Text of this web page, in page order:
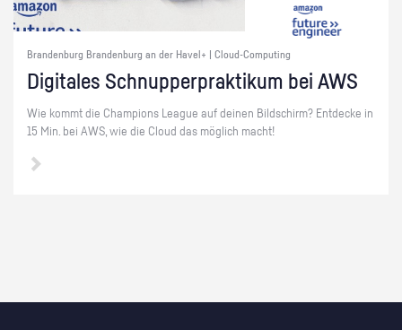
Brandenburg Brandenburg an der Havel+ | Cloud-Computing
Di­gi­ta­les Schnup­per­prak­ti­kum bei AWS
Wie kommt die Cham­pi­ons Le­ague auf dei­nen Bild­schirm? Ent­de­cke in
15 Min. bei AWS, wie die Cloud das mög­lich macht!